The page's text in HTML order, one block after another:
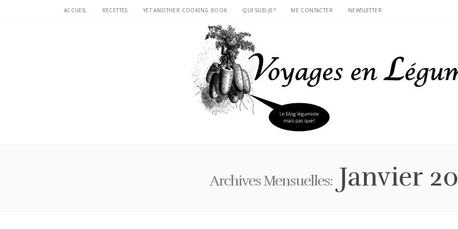
ACCUEIL RECETTES YET ANOTHER COOKING BOOK QUI SUIS-JE? ME CONTACTER NEWSLETTER
Archives Mensuelles: Janvier